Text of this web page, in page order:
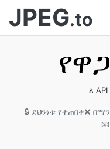
JPEG.to
ለ
🔒 ደህንነቱ የተጠበቀ❌